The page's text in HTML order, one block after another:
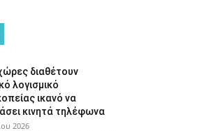
διαθέτουν
λογισμικό
ικανό να
κινητά τηλέφωνα
2026